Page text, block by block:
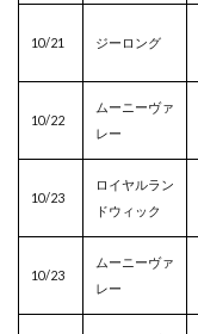
10/21 ジーロング
10/22
ムーニーヴァ
レー
10/23
ロイヤルラン
ドウィック
10/23
ムーニーヴァ
レー